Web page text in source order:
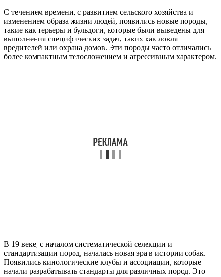
С течением времени, с развитием сельского хозяйства и
изменением образа жизни людей, появились новые породы,
такие как терьеры и бульдоги, которые были выведены для
выполнения специфических задач, таких как ловля
вредителей или охрана домов. Эти породы часто отличались
более компактным телосложением и агрессивным характером.
В 19 веке, с началом систематической селекции и
стандартизации пород, началась новая эра в истории собак.
Появились кинологические клубы и ассоциации, которые
начали разрабатывать стандарты для различных пород. Это